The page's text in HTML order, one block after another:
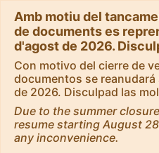
Amb motiu del
de documents es
d'agost de 2026.
Con motivo del cierre de
documentos se
de 2026. Disculpad las
Due to the summer
resume starting August
any inconvenience.